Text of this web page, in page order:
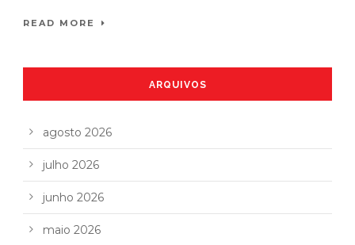
READ MORE
ARQUIVOS
agosto 2026
julho 2026
junho 2026
maio 2026